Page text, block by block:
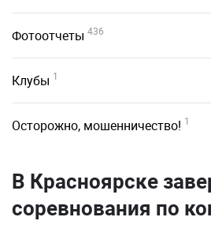
Фотоотчеты 436
Клубы 1
Осторожно, мошенничество! 1
В Красноярске
соревнования по